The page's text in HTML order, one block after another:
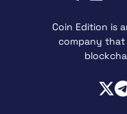
Coin Edition is
company that